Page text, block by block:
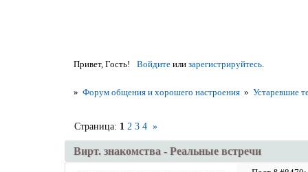
Привет, Гость! Войдитеили зарегистрируйтесь.
» Форум общения и хорошего настроения » Устаревшие
Вирт. знакомства - Реальные встречи
Страница: 1 2 3 4 »